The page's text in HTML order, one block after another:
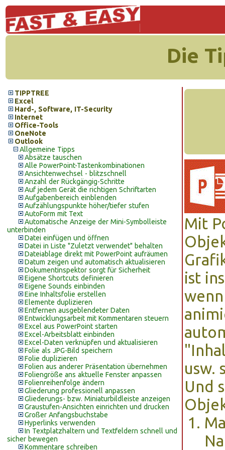
Die
TIPPTREE
Excel
Hard-, Software, IT-Security
Internet
Office-Tools
OneNote
Outlook
Allgemeine Tipps
Absätze tauschen
Alle PowerPoint-Tastenkombinationen
Ansichtenwechsel - blitzschnell
Anzahl der Rückgängig-Schritte
Auf jedem Gerät die richtigen Schriftarten
Aufgabenbereich einblenden
Aufzählungspunkte höher/tiefer stufen
AutoForm mit Text
Automatische Anzeige der Mini-Symbolleiste
unterbinden
Datei einfügen und öffnen
Datei in Liste "Zuletzt verwendet" behalten
Dateiablage direkt mit PowerPoint aufräumen
Datum zeigen und automatisch aktualisieren
Dokumentinspektor sorgt für Sicherheit
Eigene Shortcuts definieren
Eigene Sounds einbinden
Eine Inhaltsfolie erstellen
Elemente duplizieren
Entfernen ausgeblendeter Daten
Entwicklungsarbeit mit Kommentaren steuern
Excel aus PowerPoint starten
Excel-Arbeitsblatt einbinden
Excel-Daten verknüpfen und aktualisieren
Folie als JPG-Bild speichern
Folie duplizieren
Folien aus anderer Präsentation übernehmen
Foliengröße ans aktuelle Fenster anpassen
Folienreihenfolge ändern
Gliederung professionell anpassen
Gliederungs- bzw. Miniaturbildleiste anzeigen
Graustufen-Ansichten einrichten und drucken
Großer Anfangsbuchstabe
Hyperlinks verwenden
In Textplatzhaltern und Textfeldern schnell und
sicher bewegen
Kommentare schreiben
Mit
ist
usw.
Und